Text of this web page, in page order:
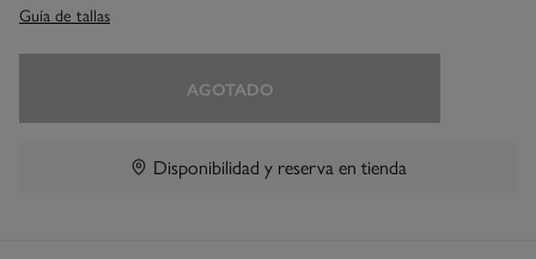
Guía de tallas
AGOTADO
Disponibilidad y reserva en tienda